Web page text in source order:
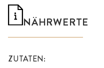
NÄHRWERTE
ZUTATEN: